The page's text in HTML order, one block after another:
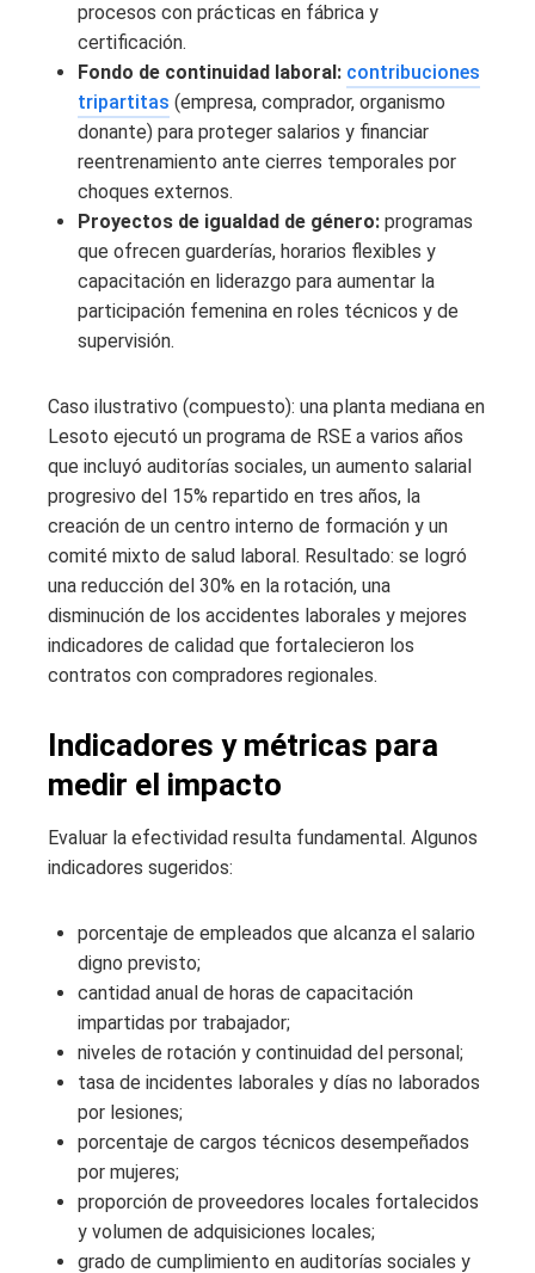
procesos con prácticas en fábrica y
certificación.
Fondo de continuidad laboral: contribuciones
tripartitas (empresa, comprador, organismo
donante) para proteger salarios y financiar
reentrenamiento ante cierres temporales por
choques externos.
Proyectos de igualdad de género: programas
que ofrecen guarderías, horarios flexibles y
capacitación en liderazgo para aumentar la
participación femenina en roles técnicos y de
supervisión.
Caso ilustrativo (compuesto): una planta mediana en
Lesoto ejecutó un programa de RSE a varios años
que incluyó auditorías sociales, un aumento salarial
progresivo del 15% repartido en tres años, la
creación de un centro interno de formación y un
comité mixto de salud laboral. Resultado: se logró
una reducción del 30% en la rotación, una
disminución de los accidentes laborales y mejores
indicadores de calidad que fortalecieron los
contratos con compradores regionales.
Indicadores y métricas para
medir el impacto
Evaluar la efectividad resulta fundamental. Algunos
indicadores sugeridos:
porcentaje de empleados que alcanza el salario
digno previsto;
cantidad anual de horas de capacitación
impartidas por trabajador;
niveles de rotación y continuidad del personal;
tasa de incidentes laborales y días no laborados
por lesiones;
porcentaje de cargos técnicos desempeñados
por mujeres;
proporción de proveedores locales fortalecidos
y volumen de adquisiciones locales;
grado de cumplimiento en auditorías sociales y